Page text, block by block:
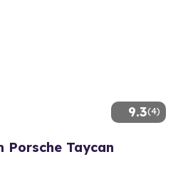
9.3(4)
Porsche Taycan